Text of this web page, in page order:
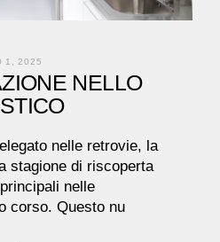
1, 2025
NELLO
nelle retrovie, la
stagione di riscoperta
nelle
corso. Questo nu